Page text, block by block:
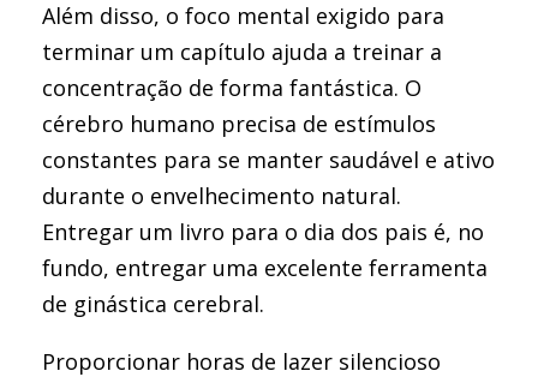
Além disso, o foco mental exigido para
terminar um capítulo ajuda a treinar a
concentração de forma fantástica. O
cérebro humano precisa de estímulos
constantes para se manter saudável e ativo
durante o envelhecimento natural.
Entregar um livro para o dia dos pais é, no
fundo, entregar uma excelente ferramenta
de ginástica cerebral.
Proporcionar horas de lazer silencioso